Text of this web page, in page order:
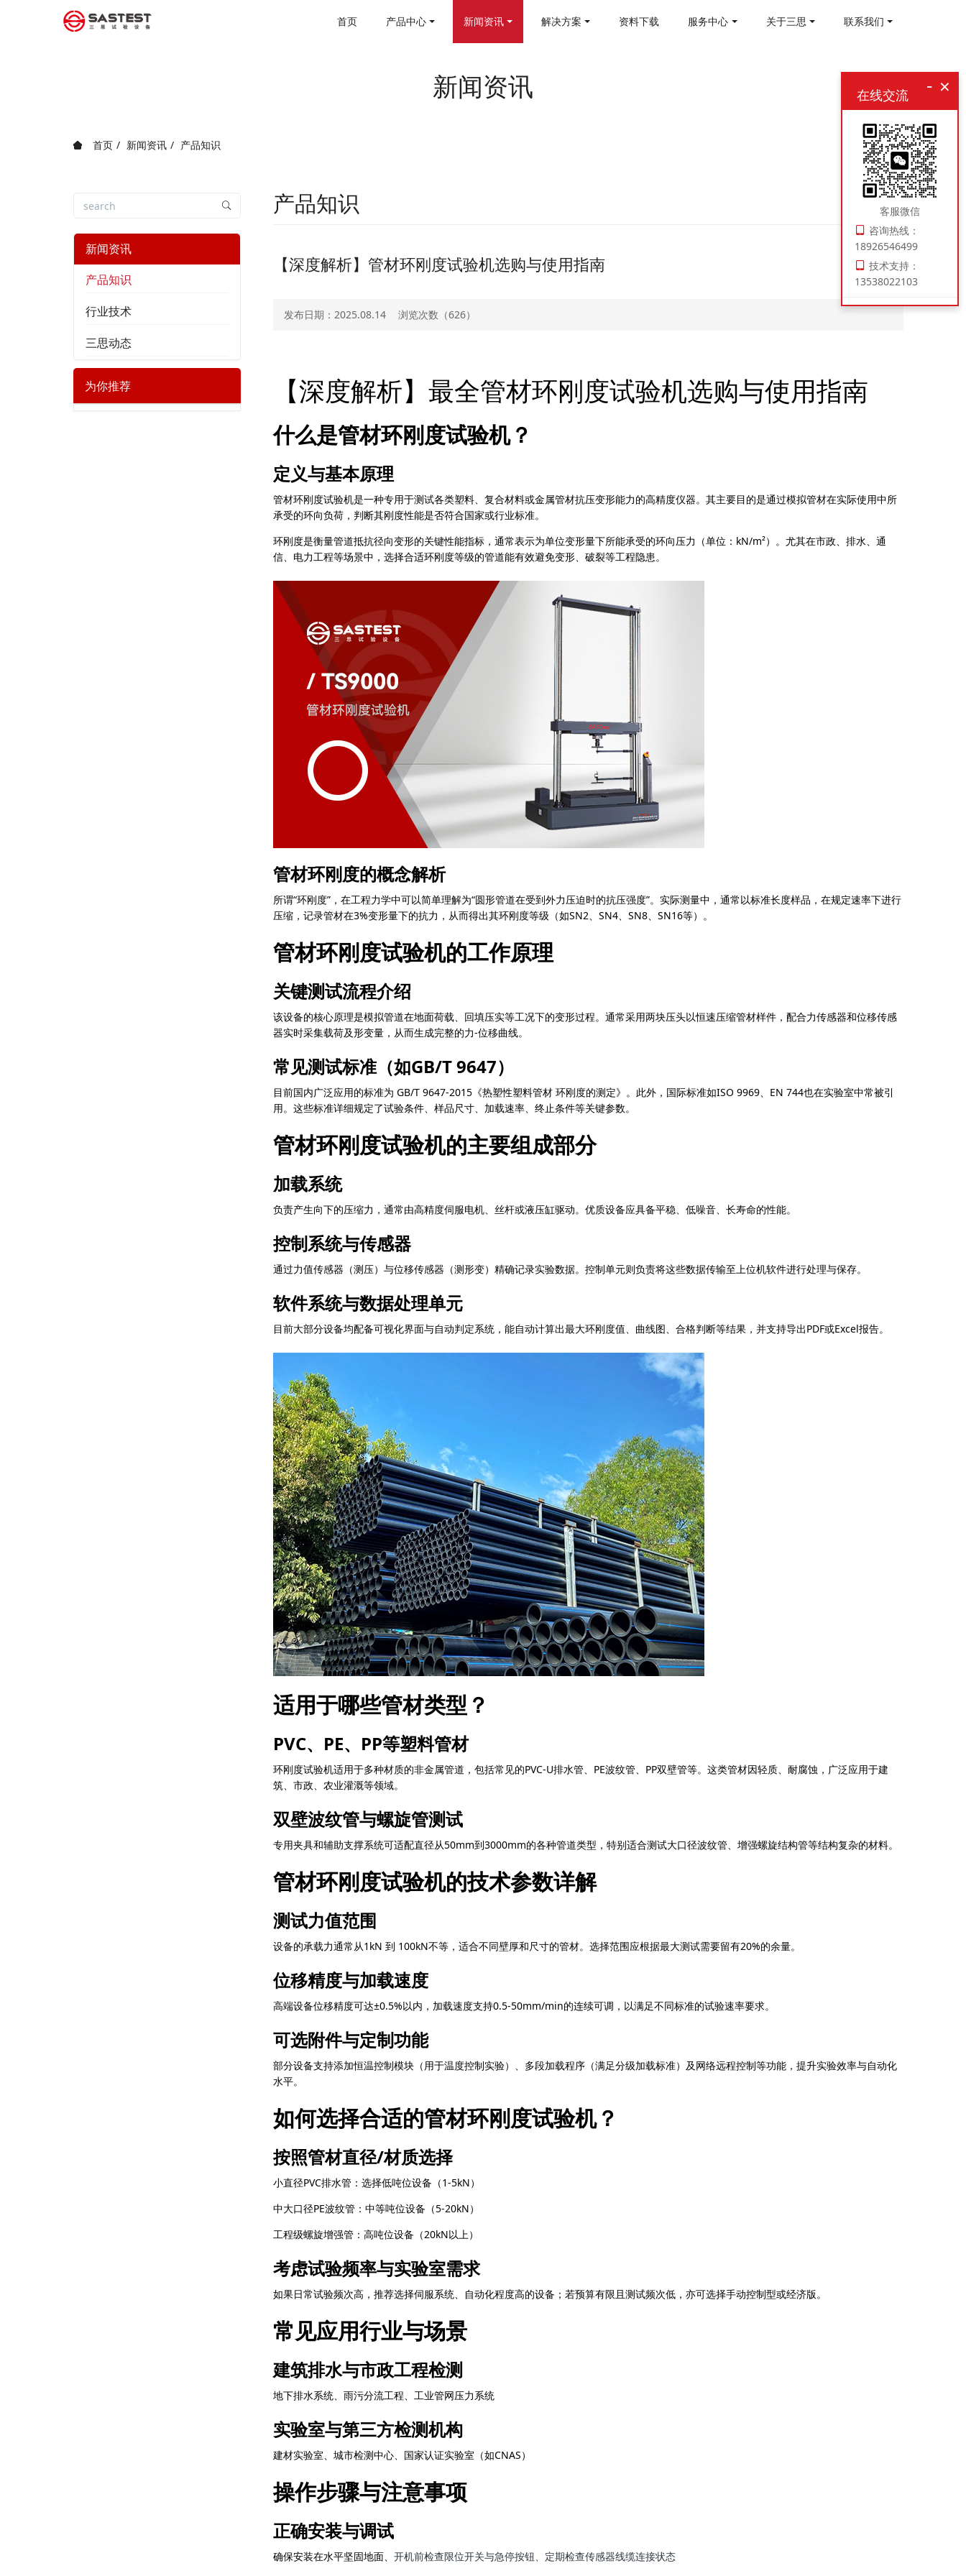
首页 产品中心 新闻资讯 解决方案 资料下载 服务中心 关于三思 联系我们
新闻资讯
首页 新闻资讯 产品知识
产品知识
【深度解析】管材环刚度试验机选购与使用指南
发布日期：2025.08.14 浏览次数（626）
【深度解析】最全管材环刚度试验机选购与使用指南
什么是管材环刚度试验机？
定义与基本原理
管材环刚度试验机是一种专用于测试各类塑料、复合材料或金属管材抗压变形能力的高精度仪器。其主要目的是通过模拟管材在实际使用中所
承受的环向负荷，判断其刚度性能是否符合国家或行业标准。
环刚度是衡量管道抵抗径向变形的关键性能指标，通常表示为单位变形量下所能承受的环向压力（单位：kN/m²）。尤其在市政、排水、通
信、电力工程等场景中，选择合适环刚度等级的管道能有效避免变形、破裂等工程隐患。
管材环刚度的概念解析
所谓“环刚度”，在工程力学中可以简单理解为“圆形管道在受到外力压迫时的抗压强度”。实际测量中，通常以标准长度样品，在规定速率下进行
压缩，记录管材在3%变形量下的抗力，从而得出其环刚度等级（如SN2、SN4、SN8、SN16等）。
管材环刚度试验机的工作原理
关键测试流程介绍
该设备的核心原理是模拟管道在地面荷载、回填压实等工况下的变形过程。通常采用两块压头以恒速压缩管材样件，配合力传感器和位移传感
器实时采集载荷及形变量，从而生成完整的力-位移曲线。
常见测试标准（如GB/T 9647）
目前国内广泛应用的标准为 GB/T 9647-2015《热塑性塑料管材 环刚度的测定》。此外，国际标准如ISO 9969、EN 744也在实验室中常被引
用。这些标准详细规定了试验条件、样品尺寸、加载速率、终止条件等关键参数。
管材环刚度试验机的主要组成部分
加载系统
负责产生向下的压缩力，通常由高精度伺服电机、丝杆或液压缸驱动。优质设备应具备平稳、低噪音、长寿命的性能。
控制系统与传感器
通过力值传感器（测压）与位移传感器（测形变）精确记录实验数据。控制单元则负责将这些数据传输至上位机软件进行处理与保存。
软件系统与数据处理单元
目前大部分设备均配备可视化界面与自动判定系统，能自动计算出最大环刚度值、曲线图、合格判断等结果，并支持导出PDF或Excel报告。
适用于哪些管材类型？
PVC、PE、PP等塑料管材
环刚度试验机适用于多种材质的非金属管道，包括常见的PVC-U排水管、PE波纹管、PP双壁管等。这类管材因轻质、耐腐蚀，广泛应用于建
筑、市政、农业灌溉等领域。
双壁波纹管与螺旋管测试
专用夹具和辅助支撑系统可适配直径从50mm到3000mm的各种管道类型，特别适合测试大口径波纹管、增强螺旋结构管等结构复杂的材料。
管材环刚度试验机的技术参数详解
测试力值范围
设备的承载力通常从1kN 到 100kN不等，适合不同壁厚和尺寸的管材。选择范围应根据最大测试需要留有20%的余量。
位移精度与加载速度
高端设备位移精度可达±0.5%以内，加载速度支持0.5-50mm/min的连续可调，以满足不同标准的试验速率要求。
可选附件与定制功能
部分设备支持添加恒温控制模块（用于温度控制实验）、多段加载程序（满足分级加载标准）及网络远程控制等功能，提升实验效率与自动化
水平。
如何选择合适的管材环刚度试验机？
按照管材直径/材质选择
小直径PVC排水管：选择低吨位设备（1-5kN）
中大口径PE波纹管：中等吨位设备（5-20kN）
工程级螺旋增强管：高吨位设备（20kN以上）
考虑试验频率与实验室需求
如果日常试验频次高，推荐选择伺服系统、自动化程度高的设备；若预算有限且测试频次低，亦可选择手动控制型或经济版。
常见应用行业与场景
建筑排水与市政工程检测
地下排水系统、雨污分流工程、工业管网压力系统
实验室与第三方检测机构
建材实验室、城市检测中心、国家认证实验室（如CNAS）
操作步骤与注意事项
正确安装与调试
确保安装在水平坚固地面、 开机前检查限位开关与急停按钮、定期检查传感器线缆连接状态
新闻资讯
产品知识
行业技术
三思动态
为你推荐
×
-
在线交流
客服微信
咨询热线：
18926546499
技术支持：
13538022103